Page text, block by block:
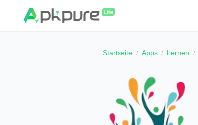
Startseite Apps Lernen